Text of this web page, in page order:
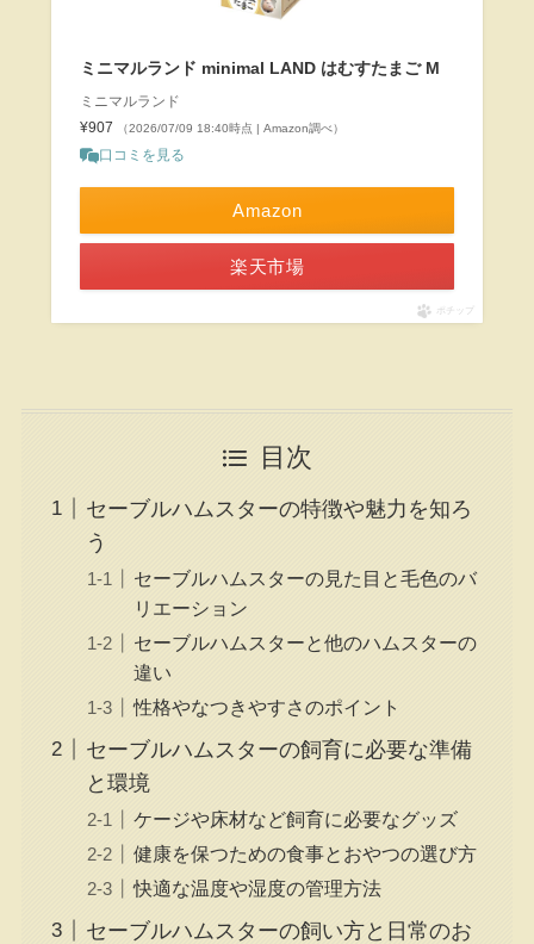
ミニマルランド minimal LAND はむすたまご M
ミニマルランド
¥907
（2026/07/09 18:40時点 | Amazon調べ）
口コミを見る
Amazon
楽天市場
ポチップ
目次
セーブルハムスターの特徴や魅力を知ろ
う
セーブルハムスターの見た目と毛色のバ
リエーション
セーブルハムスターと他のハムスターの
違い
性格やなつきやすさのポイント
セーブルハムスターの飼育に必要な準備
と環境
ケージや床材など飼育に必要なグッズ
健康を保つための食事とおやつの選び方
快適な温度や湿度の管理方法
セーブルハムスターの飼い方と日常のお